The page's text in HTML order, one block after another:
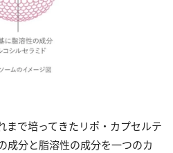
まで培ってきたリポ・カプセルテ
成分と脂溶性の成分を一つのカ